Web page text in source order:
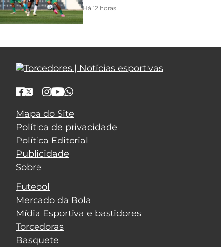
Há 12 horas
Mapa do Site
Política de privacidade
Política Editorial
Publicidade
Sobre
Futebol
Mercado da Bola
Mídia Esportiva e bastidores
Torcedoras
Basquete